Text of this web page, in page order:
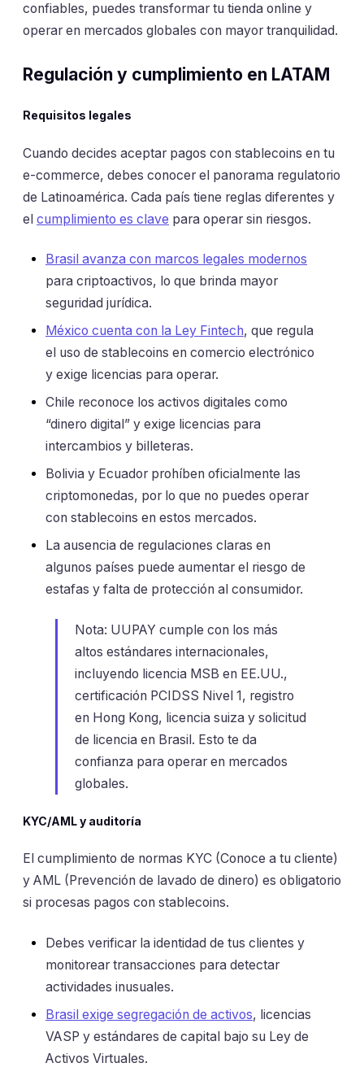
confiables, puedes transformar tu tienda online y
operar en mercados globales con mayor tranquilidad.
Regulación y cumplimiento en LATAM
Requisitos legales
Cuando decides aceptar pagos con stablecoins en tu
e-commerce, debes conocer el panorama regulatorio
de Latinoamérica. Cada país tiene reglas diferentes y
el cumplimiento es clave para operar sin riesgos.
Brasil avanza con marcos legales modernos
para criptoactivos, lo que brinda mayor
seguridad jurídica.
México cuenta con la Ley Fintech, que regula
el uso de stablecoins en comercio electrónico
y exige licencias para operar.
Chile reconoce los activos digitales como
“dinero digital” y exige licencias para
intercambios y billeteras.
Bolivia y Ecuador prohíben oficialmente las
criptomonedas, por lo que no puedes operar
con stablecoins en estos mercados.
La ausencia de regulaciones claras en
algunos países puede aumentar el riesgo de
estafas y falta de protección al consumidor.
Nota: UUPAY cumple con los más
altos estándares internacionales,
incluyendo licencia MSB en EE.UU.,
certificación PCIDSS Nivel 1, registro
en Hong Kong, licencia suiza y solicitud
de licencia en Brasil. Esto te da
confianza para operar en mercados
globales.
KYC/AML y auditoría
El cumplimiento de normas KYC (Conoce a tu cliente)
y AML (Prevención de lavado de dinero) es obligatorio
si procesas pagos con stablecoins.
Debes verificar la identidad de tus clientes y
monitorear transacciones para detectar
actividades inusuales.
Brasil exige segregación de activos, licencias
VASP y estándares de capital bajo su Ley de
Activos Virtuales.